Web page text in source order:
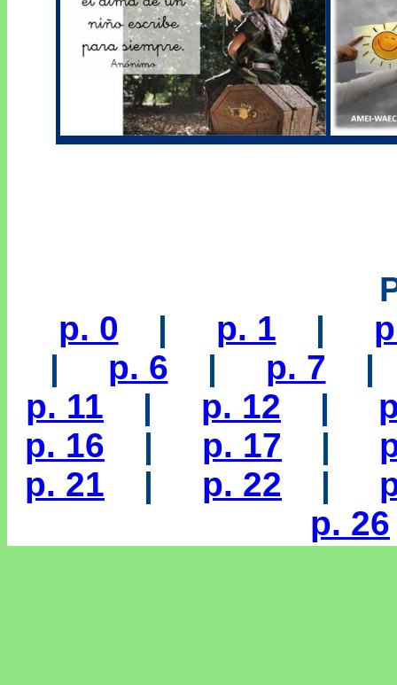
p. 0 | p. 1 |
| p. 6 | p. 7
p. 11 | p. 12 |
p. 16 | p. 17 |
p. 21 | p. 22 |
p. 26